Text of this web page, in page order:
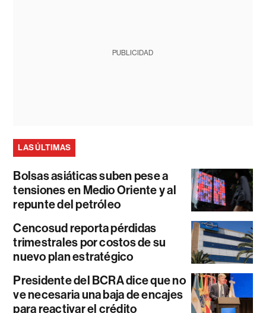
PUBLICIDAD
LAS ÚLTIMAS
Bolsas asiáticas suben pese a
tensiones en Medio Oriente y al
repunte del petróleo
Cencosud reporta pérdidas
trimestrales por costos de su
nuevo plan estratégico
Presidente del BCRA dice que no
ve necesaria una baja de encajes
para reactivar el crédito